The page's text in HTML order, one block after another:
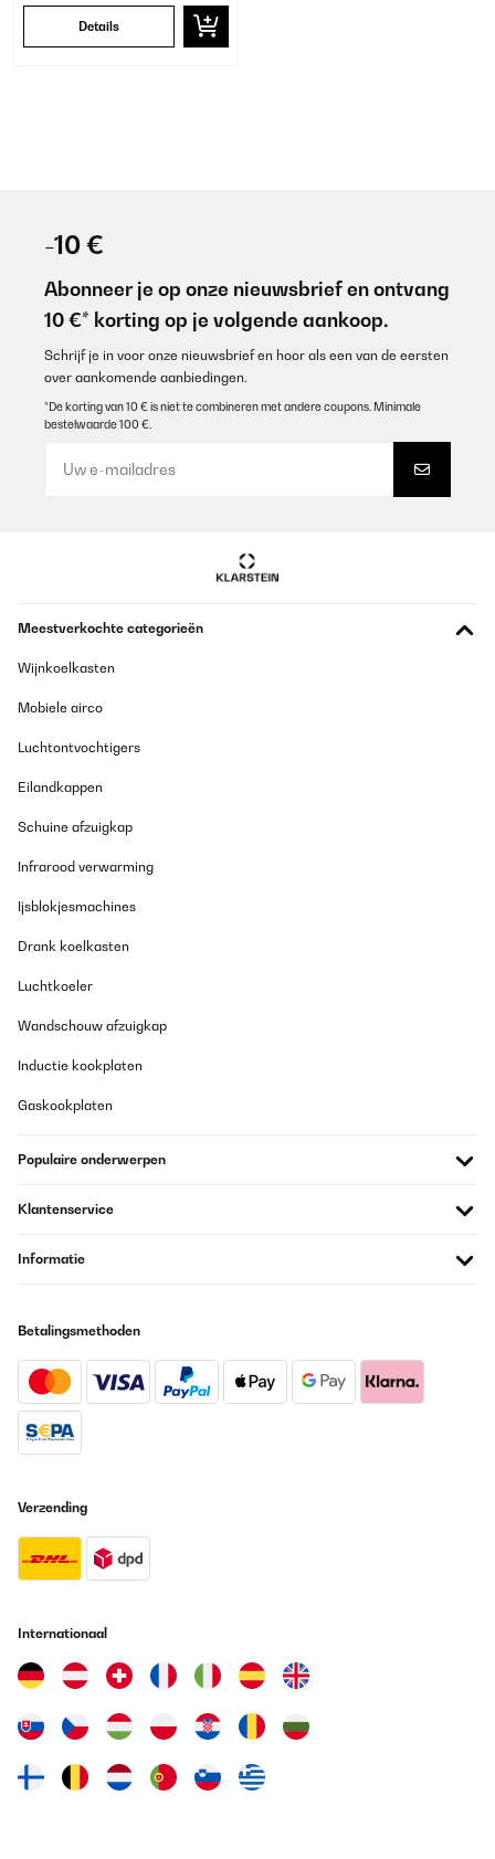
Details
-10 €
Abonneer je op onze nieuwsbrief en ontvang
10 €* korting op je volgende aankoop.
Schrijf je in voor onze nieuwsbrief en hoor als een van de eersten
over aankomende aanbiedingen.
*De korting van 10 € is niet te combineren met andere coupons. Minimale
bestelwaarde 100 €.
Meestverkochte categorieën
Wijnkoelkasten
Mobiele airco
Luchtontvochtigers
Eilandkappen
Schuine afzuigkap
Infrarood verwarming
Ijsblokjesmachines
Drank koelkasten
Luchtkoeler
Wandschouw afzuigkap
Inductie kookplaten
Gaskookplaten
Populaire onderwerpen
Klantenservice
Informatie
Betalingsmethoden
Verzending
Internationaal